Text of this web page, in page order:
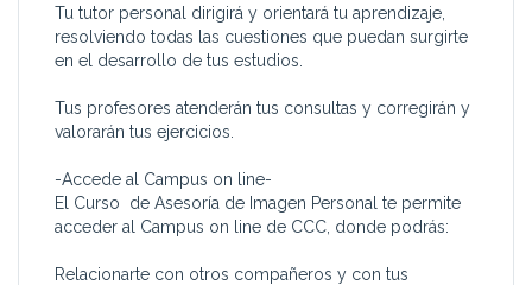
Tu tutor personal dirigirá y orientará tu aprendizaje,
resolviendo todas las cuestiones que puedan surgirte
en el desarrollo de tus estudios.
Tus profesores atenderán tus consultas y corregirán y
valorarán tus ejercicios.
-Accede al Campus on line-
El Curso de Asesoría de Imagen Personal te permite
acceder al Campus on line de CCC, donde podrás:
Relacionarte con otros compañeros y con tus